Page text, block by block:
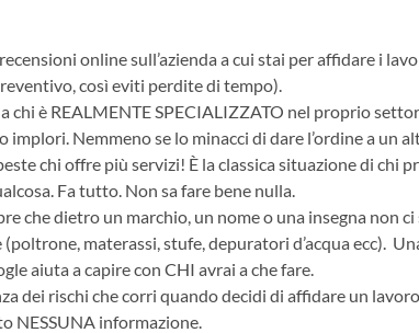
online sull’azienda a cui stai per affidare i
così eviti perdite di tempo).
chi è REALMENTE SPECIALIZZATO nel proprio
implori. Nemmeno se lo minacci di dare l’ordine a un
chi offre più servizi! È la classica situazione di chi
Fa tutto. Non sa fare bene nulla.
che dietro un marchio, un nome o una insegna non ci
materassi, stufe, depuratori d’acqua ecc).
aiuta a capire con CHI avrai a che fare.
dei rischi che corri quando decidi di affidare un
NESSUNA informazione.